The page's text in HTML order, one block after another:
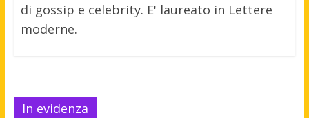
di gossip e celebrity. E' laureato in Lettere
moderne.
In evidenza